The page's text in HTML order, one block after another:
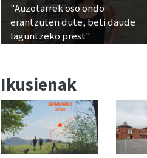
"Auzotarrek oso ondo
erantzuten dute, beti daude
laguntzeko prest"
Ikusienak